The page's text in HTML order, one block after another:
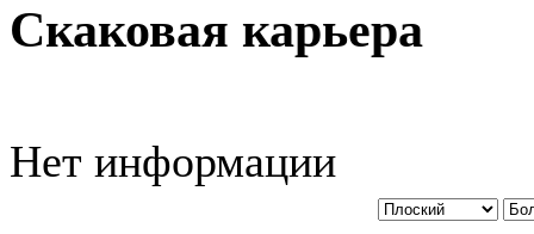
Скаковая карьера
Нет информации